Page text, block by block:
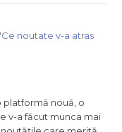
noutate v-a atras
platformă nouă, o
v-a făcut munca mai